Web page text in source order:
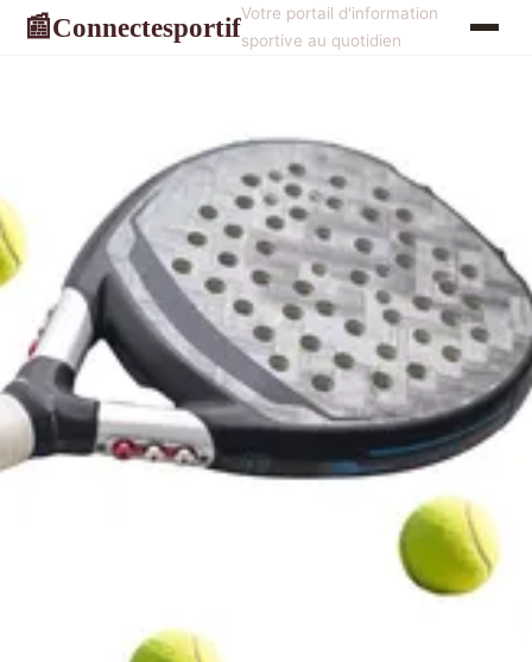
📰ConnectesportifVotre portail d'information
sportive au quotidien